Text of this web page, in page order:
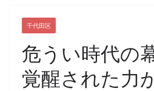
千代田区
危うい時代の
覚醒された力